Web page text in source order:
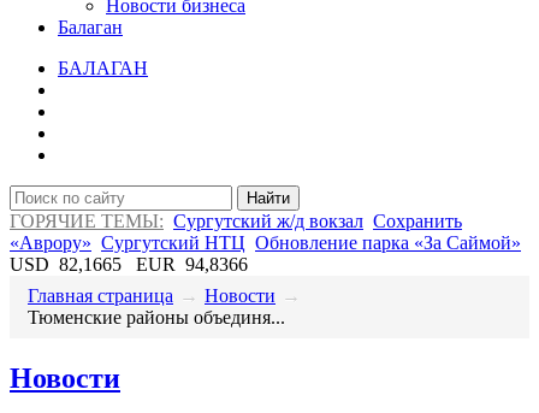
Новости бизнеса
Балаган
БАЛАГАН
Найти
ГОРЯЧИЕ ТЕМЫ: Сургутский ж/д вокзал Сохранить
«Аврору» Сургутский НТЦ Обновление парка «За Саймой»
USD 82,1665 EUR 94,8366
Главная страница → Новости →
​Тюменские районы объединя...
Новости